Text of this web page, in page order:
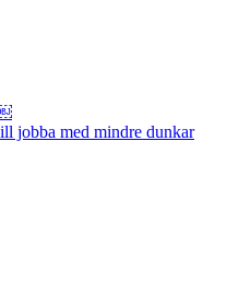
jobba med mindre dunkar